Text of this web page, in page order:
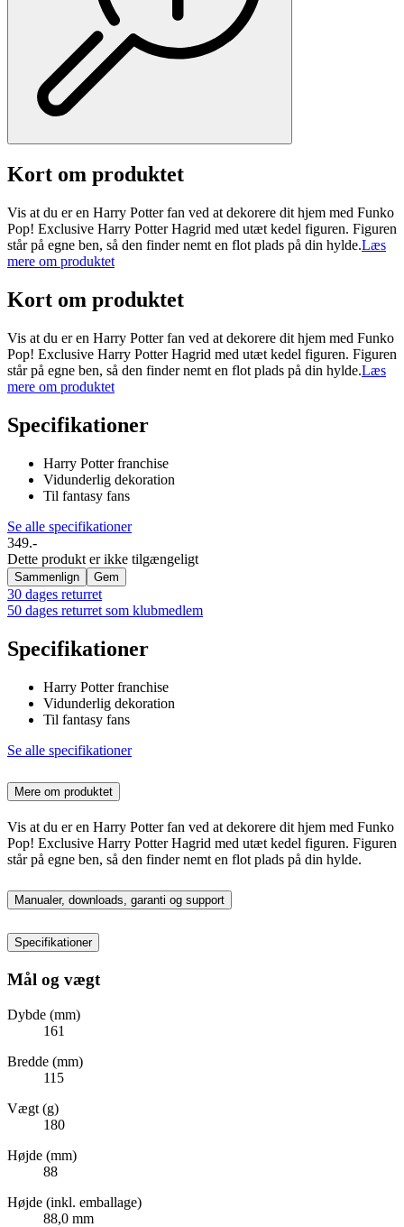
Kort om produktet
Vis at du er en Harry Potter fan ved at dekorere dit hjem med Funko
Pop! Exclusive Harry Potter Hagrid med utæt kedel figuren. Figuren
står på egne ben, så den finder nemt en flot plads på din hylde.Læs
mere om produktet
Kort om produktet
Vis at du er en Harry Potter fan ved at dekorere dit hjem med Funko
Pop! Exclusive Harry Potter Hagrid med utæt kedel figuren. Figuren
står på egne ben, så den finder nemt en flot plads på din hylde.Læs
mere om produktet
Specifikationer
Harry Potter franchise
Vidunderlig dekoration
Til fantasy fans
Se alle specifikationer
349.-
Dette produkt er ikke tilgængeligt
Sammenlign Gem
30 dages returret
50 dages returret som klubmedlem
Specifikationer
Harry Potter franchise
Vidunderlig dekoration
Til fantasy fans
Se alle specifikationer
Mere om produktet
Vis at du er en Harry Potter fan ved at dekorere dit hjem med Funko
Pop! Exclusive Harry Potter Hagrid med utæt kedel figuren. Figuren
står på egne ben, så den finder nemt en flot plads på din hylde.
Manualer, downloads, garanti og support
Specifikationer
Mål og vægt
Dybde (mm)
161
Bredde (mm)
115
Vægt (g)
180
Højde (mm)
88
Højde (inkl. emballage)
88,0 mm